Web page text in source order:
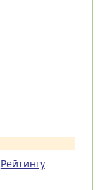
Рейтингу